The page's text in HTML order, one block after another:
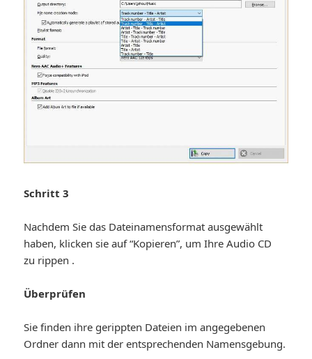
Schritt 3
Nachdem Sie das Dateinamensformat ausgewählt
haben, klicken sie auf “Kopieren”, um Ihre Audio CD
zu rippen .
Überprüfen
Sie finden ihre gerippten Dateien im angegebenen
Ordner dann mit der entsprechenden Namensgebung.